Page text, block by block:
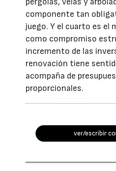
componente tan
juego. Y el cuarto es el
como compromiso
incremento de las
renovación tiene
acompaña de
proporcionales.
ver/escribir